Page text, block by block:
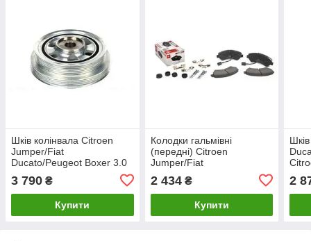
Шків колінвала Citroen
Jumper/Fiat
Ducato/Peugeot Boxer 3.0
3 790 ₴
Купити
Колодки гальмівні
(передні) Citroen
Jumper/Fiat
Ducato/Peugeot Boxer 2.0-
3.0HDi 06- R16
2 434₴
Купити
2